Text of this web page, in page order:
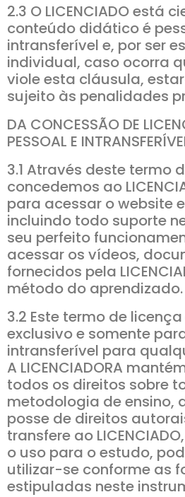
2.3 O LICENCIADO está
conteúdo didático é
intransferível e, por ser
individual, caso ocorra
viole esta cláusula,
sujeito às penalidades
DA CONCESSÃO DE
PESSOAL E
3.1 Através deste termo
concedemos ao
para acessar o website
incluindo todo suporte
seu perfeito
acessar os vídeos,
fornecidos pela
método do aprendizado.
3.2 Este termo de
exclusivo e somente
intransferível para
A LICENCIADORA
todos os direitos sobre
metodologia de ensino,
posse de direitos
transfere ao
o uso para o estudo,
utilizar-se conforme as
estipuladas neste